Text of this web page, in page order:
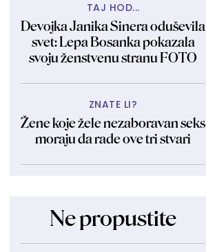
TAJ HOD...
Devojka Janika Sinera oduševila
svet: Lepa Bosanka pokazala
svoju ženstvenu stranu FOTO
ZNATE LI?
Žene koje žele nezaboravan seks
moraju da rade ove tri stvari
Ne propustite